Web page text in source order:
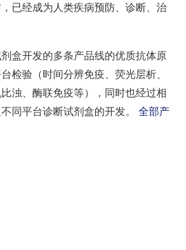
已经成为人类疾病预防、诊断、治
盒开发的多条产品线的优质抗体原
检验（时间分辨免疫、荧光层析、
浊、酶联免疫等），同时也经过相
同平台诊断试剂盒的开发。 全部产